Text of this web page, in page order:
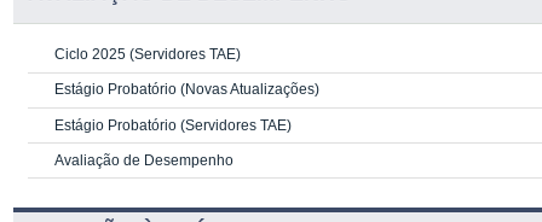
Ciclo 2025 (Servidores TAE)
Estágio Probatório (Novas Atualizações)
Estágio Probatório (Servidores TAE)
Avaliação de Desempenho